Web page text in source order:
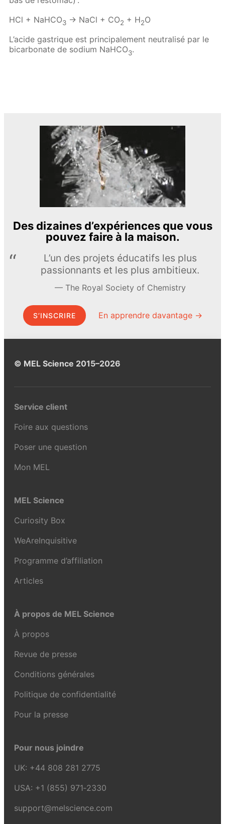
HCl + NaHCO3 → NaCl + CO2 + H2O
L’acide gastrique est principalement neutralisé par le
bicarbonate de sodium NaHCO3.
Des dizaines d’expériences que vous
pouvez faire à la maison.
L’un des projets éducatifs les plus
passionnants et les plus ambitieux.
The Royal Society of Chemistry
S’INSCRIRE En apprendre davantage →
© MEL Science 2015–2026
Service client
Foire aux questions
Poser une question
Mon MEL
MEL Science
Curiosity Box
WeAreInquisitive
Programme d’affiliation
Articles
À propos de MEL Science
À propos
Revue de presse
Conditions générales
Politique de confidentialité
Pour la presse
Pour nous joindre
UK: +44 808 281 2775
USA: +1 (855) 971‑2330
support@melscience.com